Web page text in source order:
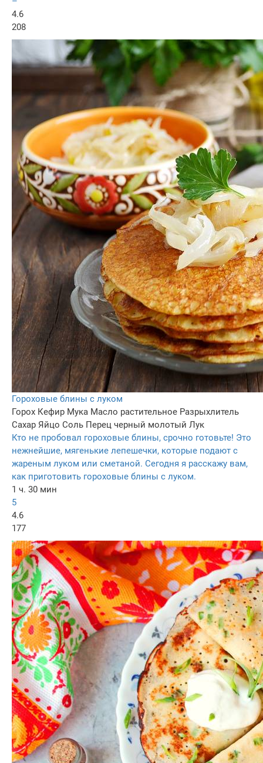
4.6
208
Гороховые блины с луком
Горох Кефир Мука Масло растительное Разрыхлитель
Сахар Яйцо Соль Перец черный молотый Лук
Кто не пробовал гороховые блины, срочно готовьте! Это
нежнейшие, мягенькие лепешечки, которые подают с
жареным луком или сметаной. Сегодня я расскажу вам,
как приготовить гороховые блины с луком.
1 ч. 30 мин
5
4.6
177